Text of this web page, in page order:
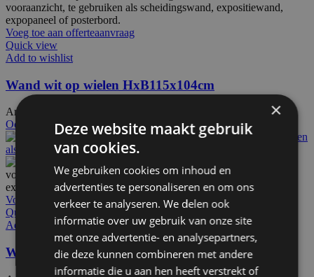
Voeg toe aan offerteaanvraag
Quick view
Add to wishlist
Wand wit op wielen HxB115x104cm
Artikelnummer: 10100
Ook te huur
Voeg toe aan offerteaanvraag
Quick view
Add to wishlist
Wand wit op wielen HxB115x186cm
×
Deze website maakt gebruik
van cookies.
We gebruiken cookies om inhoud en
advertenties te personaliseren en om ons
verkeer te analyseren. We delen ook
informatie over uw gebruik van onze site
met onze advertentie- en analysepartners,
die deze kunnen combineren met andere
informatie die u aan hen heeft verstrekt of